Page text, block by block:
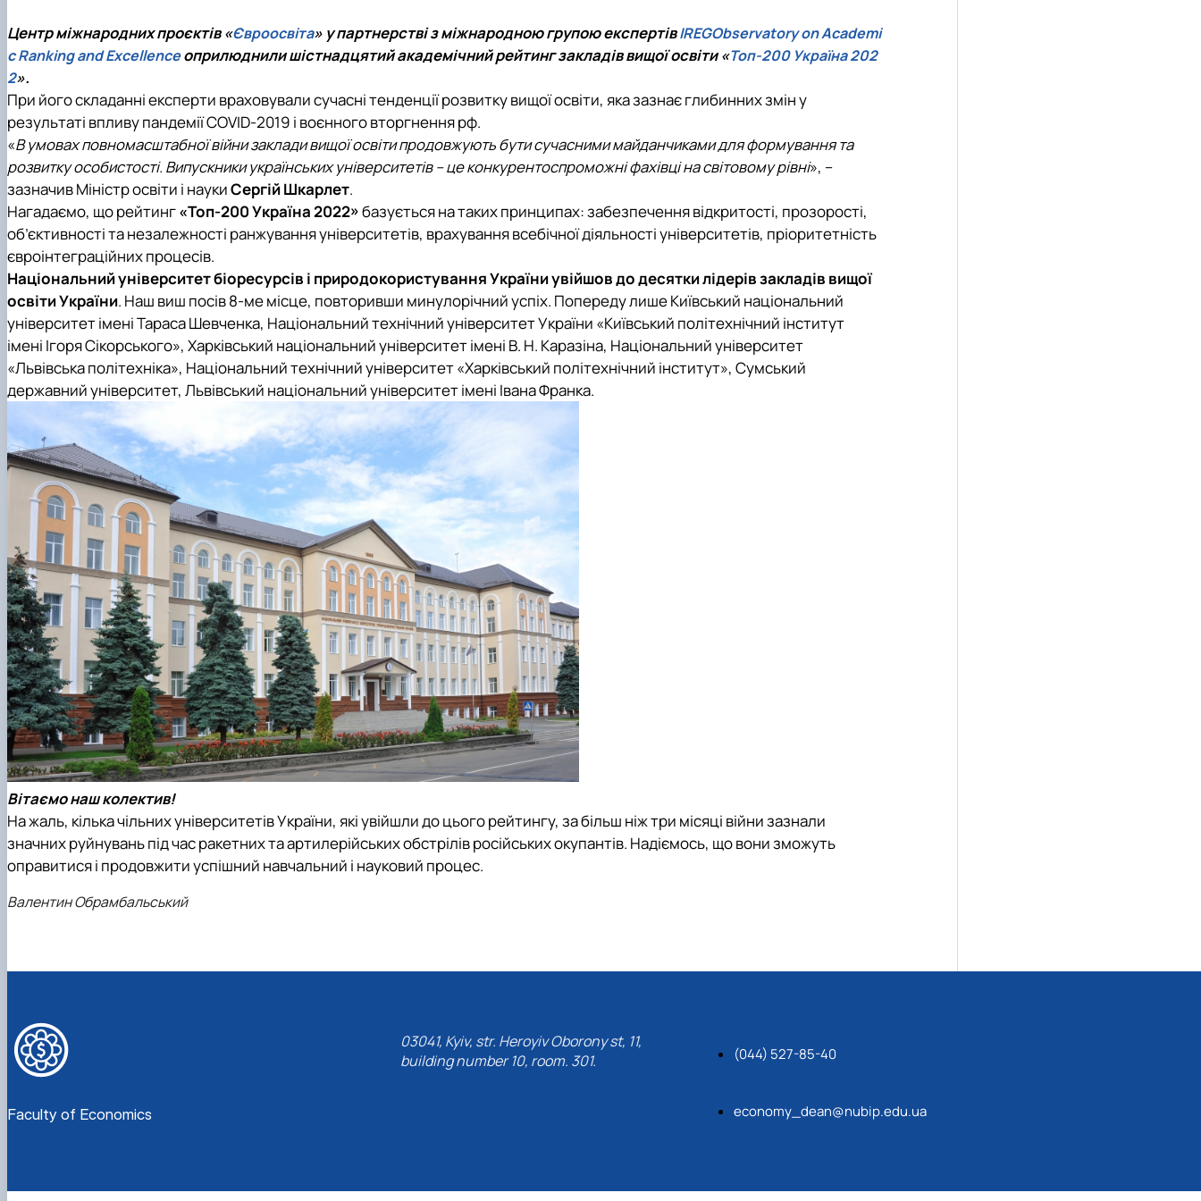
Неформальна освіта
Корисні посилання
Міжнародна науково-практична конференція, присвячена 75-річчю економічного фак…
Центр міжнародних проєктів «Євроосвіта» у партнерстві з міжнародною групою експертівIREGObservatory on Academi
c Ranking and Excellenceоприлюднили шістнадцятий академічний рейтинг закладів вищої освіти «Топ-200 Україна 202
2».
При його складанні експерти враховували сучасні тенденції розвитку вищої освіти, яка зазнає глибинних змін у
результаті впливу пандемії COVID-2019 і воєнного вторгнення рф.
«В умовах повномасштабної війни заклади вищої освіти продовжують бути сучасними майданчиками для формування та
розвитку особистості. Випускники українських університетів – це конкурентоспроможні фахівці на світовому рівні», –
зазначив Міністр освіти і наукиСергій Шкарлет.
Нагадаємо, що рейтинг«Топ-200 Україна 2022»базується на таких принципах: забезпечення відкритості, прозорості,
об’єктивності та незалежності ранжування університетів, врахування всебічної діяльності університетів, пріоритетність
євроінтеграційних процесів.
Національний університет біоресурсів і природокористування України увійшов до десятки лідерів закладів вищої
освіти України. Наш виш посів 8-ме місце, повторивши минулорічний успіх. Попереду лише Київський національний
університет імені Тараса Шевченка, Національний технічний університет України «Київський політехнічний інститут
імені Ігоря Сікорського», Харківський національний університет імені В. Н. Каразіна, Національний університет
«Львівська політехніка», Національний технічний університет «Харківський політехнічний інститут», Сумський
державний університет, Львівський національний університет імені Івана Франка.
Вітаємо наш колектив!
На жаль, кілька чільних університетів України, які увійшли до цього рейтингу, за більш ніж три місяці війни зазнали
значних руйнувань під час ракетних та артилерійських обстрілів російських окупантів. Надіємось, що вони зможуть
оправитися і продовжити успішний навчальний і науковий процес.
Валентин Обрамбальський
Faculty of Economics
03041, Kyiv, str. Heroyiv Oborony st, 11,
building number 10, room. 301.
(044) 527-85-40
economy_dean@nubip.edu.ua